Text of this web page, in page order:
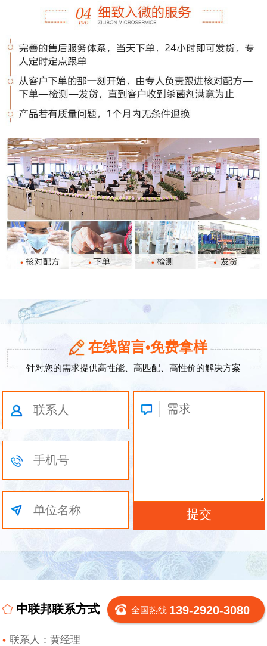
在线留言•免费拿样
针对您的需求提供高性能、高匹配、高性价的解决方案
中联邦联系方式 全国热线 139-2920-3080
联系人：黄经理